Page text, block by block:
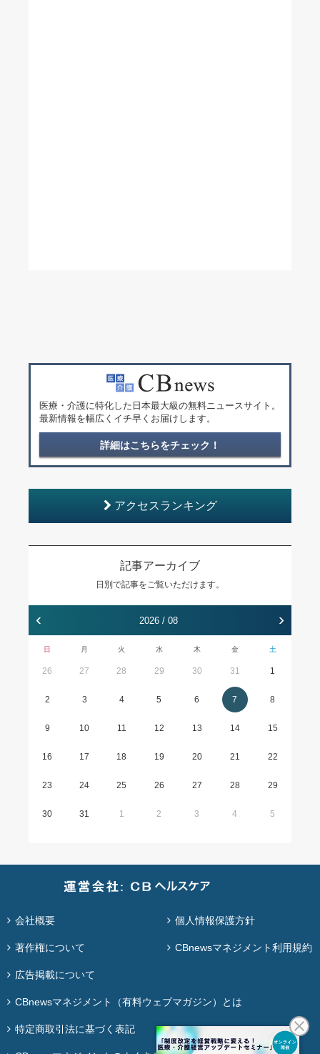
医療・介護に特化した日本最大級の無料ニュースサイト。
最新情報を幅広くイチ早くお届けします。
詳細はこちらをチェック！
アクセスランキング
記事アーカイブ
日別で記事をご覧いただけます。
‹ 2026 / 08 ›
日 月 火 水 木 金 土
26 27 28 29 30 31 1
2 3 4 5 6 7 8
9 10 11 12 13 14 15
16 17 18 19 20 21 22
23 24 25 26 27 28 29
30 31 1 2 3 4 5
会社概要 個人情報保護方針
著作権について CBnewsマネジメント利用規約
広告掲載について
CBnewsマネジメント（有料ウェブマガジン）とは
特定商取引法に基づく表記